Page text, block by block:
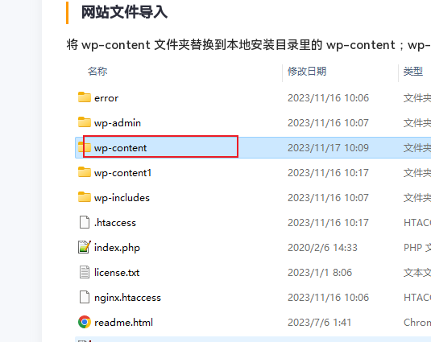
网站文件导入
将 wp-content 文件夹替换到本地安装目录里的 wp-content；wp-